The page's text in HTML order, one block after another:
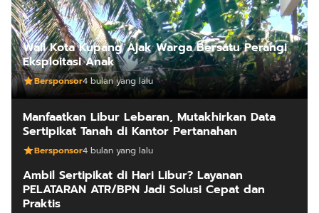
Wali Kota Kupang Ajak Warga Bersatu Perangi
Eksploitasi Anak
Bersponsor4 bulan yang lalu
Manfaatkan Libur Lebaran, Mutakhirkan Data
Sertipikat Tanah di Kantor Pertanahan
Bersponsor4 bulan yang lalu
Ambil Sertipikat di Hari Libur? Layanan
PELATARAN ATR/BPN Jadi Solusi Cepat dan
Praktis